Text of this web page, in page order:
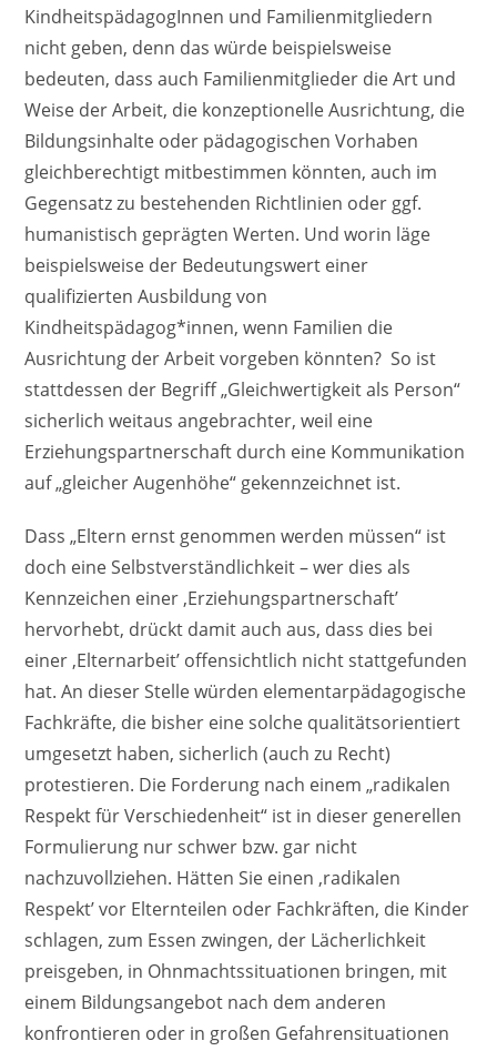
KindheitspädagogInnen und Familienmitgliedern
nicht geben, denn das würde beispielsweise
bedeuten, dass auch Familienmitglieder die Art und
Weise der Arbeit, die konzeptionelle Ausrichtung, die
Bildungsinhalte oder pädagogischen Vorhaben
gleichberechtigt mitbestimmen könnten, auch im
Gegensatz zu bestehenden Richtlinien oder ggf.
humanistisch geprägten Werten. Und worin läge
beispielsweise der Bedeutungswert einer
qualifizierten Ausbildung von
Kindheitspädagog*innen, wenn Familien die
Ausrichtung der Arbeit vorgeben könnten? So ist
stattdessen der Begriff „Gleichwertigkeit als Person“
sicherlich weitaus angebrachter, weil eine
Erziehungspartnerschaft durch eine Kommunikation
auf „gleicher Augenhöhe“ gekennzeichnet ist.
Dass „Eltern ernst genommen werden müssen“ ist
doch eine Selbstverständlichkeit – wer dies als
Kennzeichen einer ‚Erziehungspartnerschaft’
hervorhebt, drückt damit auch aus, dass dies bei
einer ‚Elternarbeit’ offensichtlich nicht stattgefunden
hat. An dieser Stelle würden elementarpädagogische
Fachkräfte, die bisher eine solche qualitätsorientiert
umgesetzt haben, sicherlich (auch zu Recht)
protestieren. Die Forderung nach einem „radikalen
Respekt für Verschiedenheit“ ist in dieser generellen
Formulierung nur schwer bzw. gar nicht
nachzuvollziehen. Hätten Sie einen ‚radikalen
Respekt’ vor Elternteilen oder Fachkräften, die Kinder
schlagen, zum Essen zwingen, der Lächerlichkeit
preisgeben, in Ohnmachtssituationen bringen, mit
einem Bildungsangebot nach dem anderen
konfrontieren oder in großen Gefahrensituationen